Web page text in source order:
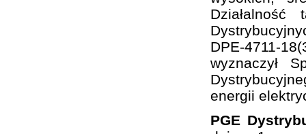
DPE-4711-
wyznaczył
energii
PGE